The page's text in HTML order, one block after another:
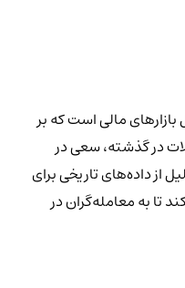
مالی است که بر
در گذشته، سعی در
از داده‌های تاریخی برای
تا به معامله‌گران در